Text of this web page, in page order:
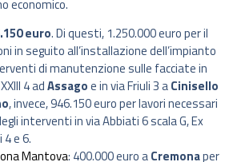
economico.
euro. Di questi, 1.250.000 euro per il
in seguito all’installazione dell’impianto
di manutenzione sulle facciate in
4 adAssagoe in via Friuli 3 aCinisello
, invece, 946.150 euro per lavori necessari
interventi in via Abbiati 6 scala G, Ex
e 6.
Mantova: 400.000 euro aCremonaper